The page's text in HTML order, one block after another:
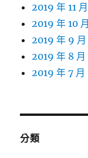
2019 年 11 月
2019 年 10 月
2019 年 9 月
2019 年 8 月
2019 年 7 月
分類